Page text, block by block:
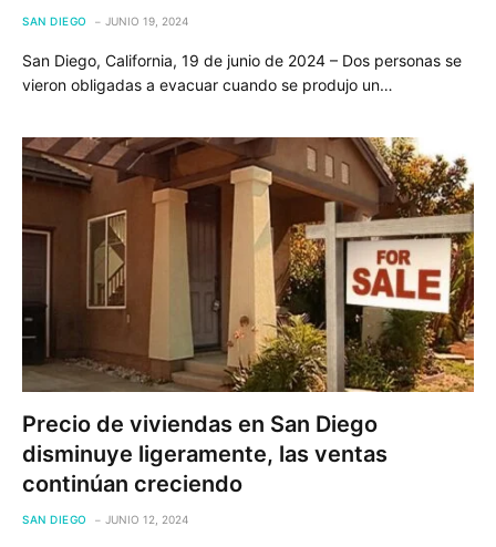
SAN DIEGO JUNIO 19, 2024
San Diego, California, 19 de junio de 2024 – Dos personas se
vieron obligadas a evacuar cuando se produjo un…
Precio de viviendas en San Diego
disminuye ligeramente, las ventas
continúan creciendo
SAN DIEGO JUNIO 12, 2024